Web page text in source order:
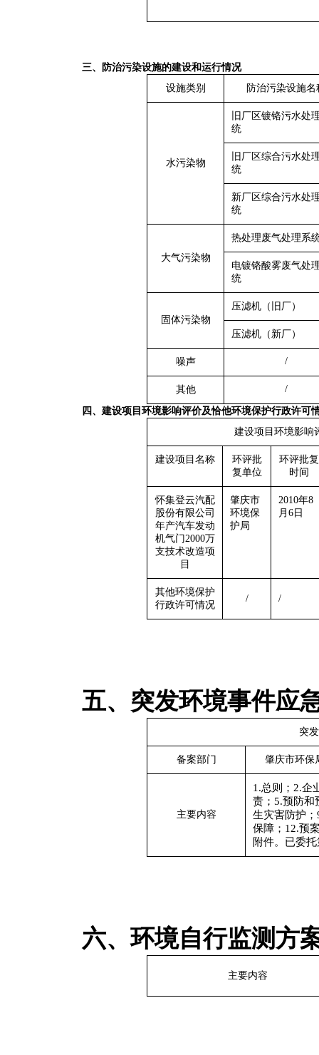
三、防治污染设施的建设和运行情况
设施类别
防治污染设施名
水污染物
旧厂区镀铬污水处
统
旧厂区综合污水处
统
新厂区综合污水处
统
大气污染物
热处理废气处理系
电镀铬酸雾废气处
统
固体污染物
压滤机（旧厂）
压滤机（新厂）
噪声 /
其他 /
四、建设项目环境影响评价及恰他环境保护行政许可
建设项目环境影响
建设项目名称
环评批
复单位
环评批复
时间
怀集登云汽配
股份有限公司
年产汽车发动
机气门2000万
支技术改造项
目
肇庆市
环境保
护局
2010年8
月6日
其他环境保护
行政许可情况
/ /
五、突发环境事件应
突
备案部门 肇庆市环保
主要内容
1.总则；2.企
责；5.预防和
生灾害防护
保障；12.预
附件。 已委
六、环境自行监测方
主要内容